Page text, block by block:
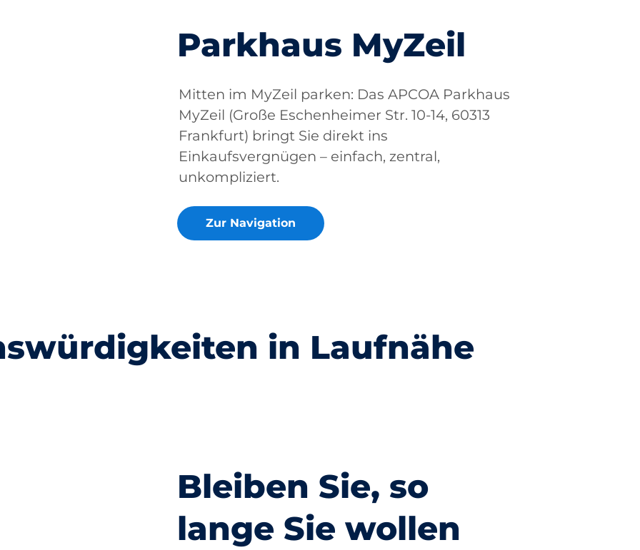
Parkhaus MyZeil
Mitten im MyZeil parken: Das APCOA Parkhaus
MyZeil (Große Eschenheimer Str. 10-14, 60313
Frankfurt) bringt Sie direkt ins
Einkaufsvergnügen – einfach, zentral,
unkompliziert.
Zur Navigation
in Laufnähe
Hauptwache Pauluskirche Römer
Bleiben Sie, so
lange Sie wollen